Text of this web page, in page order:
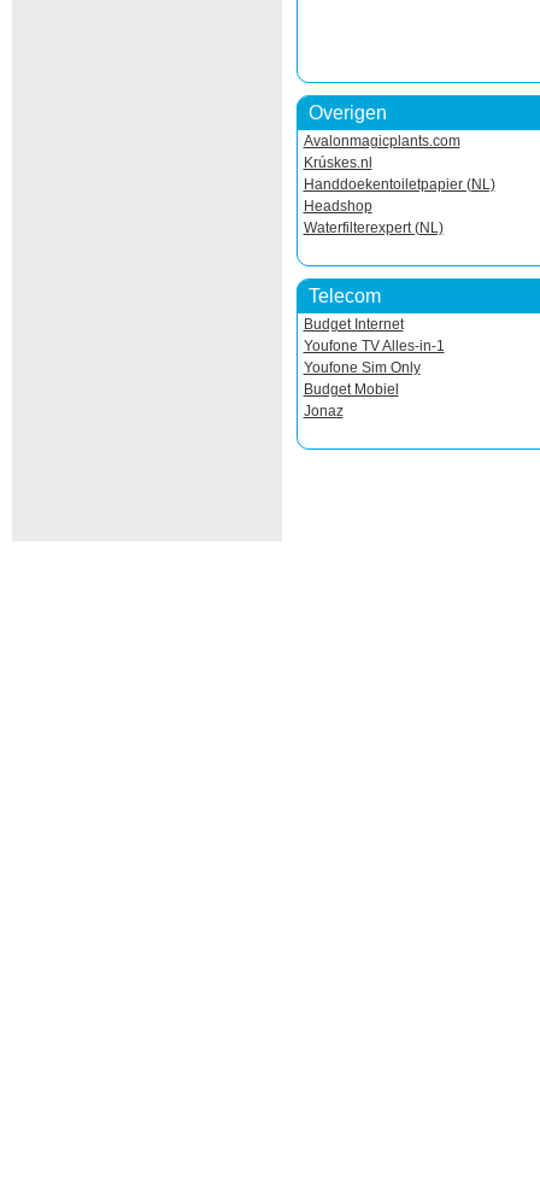
Overigen
Avalonmagicplants.com
Krúskes.nl
Handdoekentoiletpapier (NL)
Headshop
Waterfilterexpert (NL)
Telecom
Budget Internet
Youfone TV Alles-in-1
Youfone Sim Only
Budget Mobiel
Jonaz